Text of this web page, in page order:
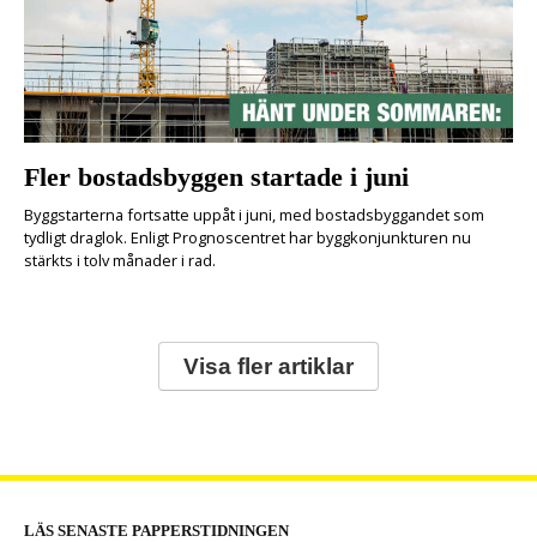
Fler bostadsbyggen startade i juni
Byggstarterna fortsatte uppåt i juni, med bostadsbyggandet som
tydligt draglok. Enligt Prognoscentret har byggkonjunkturen nu
stärkts i tolv månader i rad.
Visa fler artiklar
LÄS SENASTE PAPPERSTIDNINGEN